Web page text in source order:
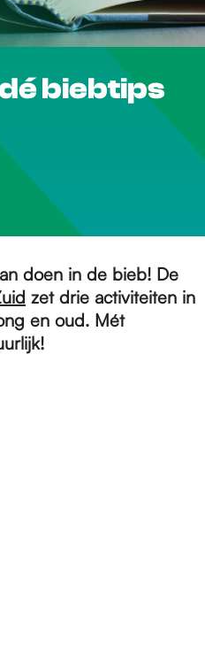
e
biebtips
doen in de bieb! De
zet drie activiteiten in
en oud. Mét